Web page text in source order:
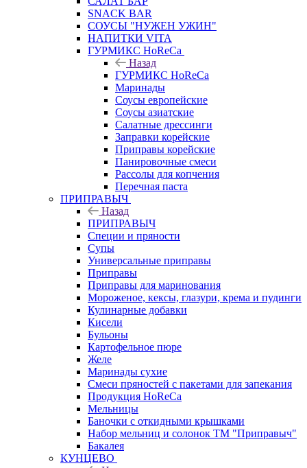
SNACK BAR
СОУСЫ "НУЖЕН УЖИН"
НАПИТКИ VITA
ГУРМИКС HoReCa
Назад
ГУРМИКС HoReCa
Маринады
Соусы европейские
Соуcы азиатские
Салатные дрессинги
Заправки корейские
Приправы корейские
Панировочные смеси
Рассолы для копчения
Перечная паста
ПРИПРАВЫЧ
Назад
ПРИПРАВЫЧ
Специи и пряности
Супы
Универсальные приправы
Приправы
Приправы для маринования
Мороженое, кексы, глазури, крема и пудинги
Кулинарные добавки
Кисели
Бульоны
Картофельное пюре
Желе
Маринады сухие
Смеси пряностей с пакетами для запекания
Продукция HoReCa
Мельницы
Баночки с откидными крышками
Набор мельниц и солонок ТМ "Приправыч"
Бакалея
КУНЦЕВО